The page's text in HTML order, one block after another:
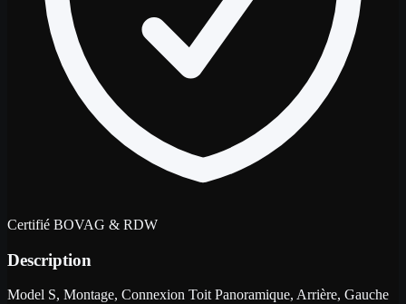
Certifié BOVAG & RDW
Description
Model S, Montage, Connexion Toit Panoramique, Arrière, Gauche